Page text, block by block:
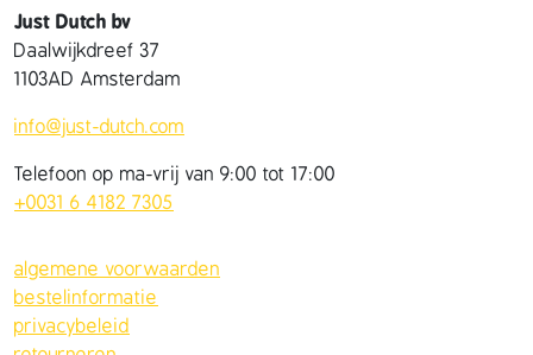
Just Dutch bv
Daalwijkdreef 37
1103AD Amsterdam
info@just-dutch.com
Telefoon op ma-vrij van 9:00 tot 17:00
+0031 6 4182 7305
algemene voorwaarden
bestelinformatie
privacybeleid